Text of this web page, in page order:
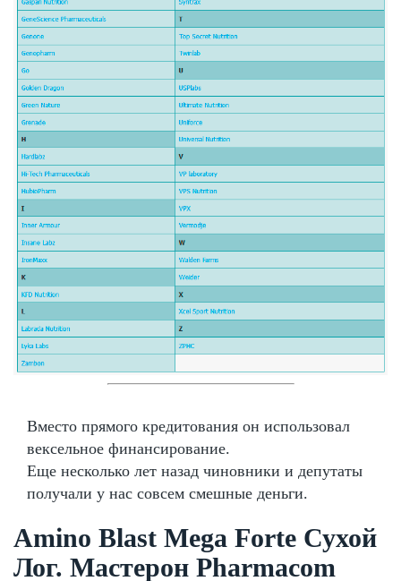
Вместо прямого кредитования он использовал
вексельное финансирование.
Еще несколько лет назад чиновники и депутаты
получали у нас совсем смешные деньги.
Amino Blast Mega Forte Сухой
Лог. Мастерон Pharmacom